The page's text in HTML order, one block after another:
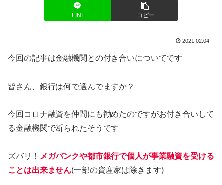
LINE コピー
2021.02.04
今回の記事は金融機関との付き合いについてです
皆さん、銀行は何で選んでますか？
今回コロナ融資を仲間にも勧めたのですがお付き合いして
る金融機関で断られたそうです
ズバリ！ メガバンクや都市銀行で個人が事業融資を受ける
ことは出来ません(一部の資産家は除きます)